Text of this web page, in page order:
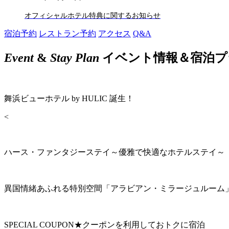
オフィシャルホテル特典に関するお知らせ
宿泊予約 レストラン予約 アクセス Q&A
Event& Stay Plan イベント情報＆宿泊
舞浜ビューホテル by HULIC 誕生！
<
ハース・ファンタジーステイ～優雅で快適なホテルステイ～
異国情緒あふれる特別空間「アラビアン・ミラージュルーム
SPECIAL COUPON★クーポンを利用しておトクに宿泊